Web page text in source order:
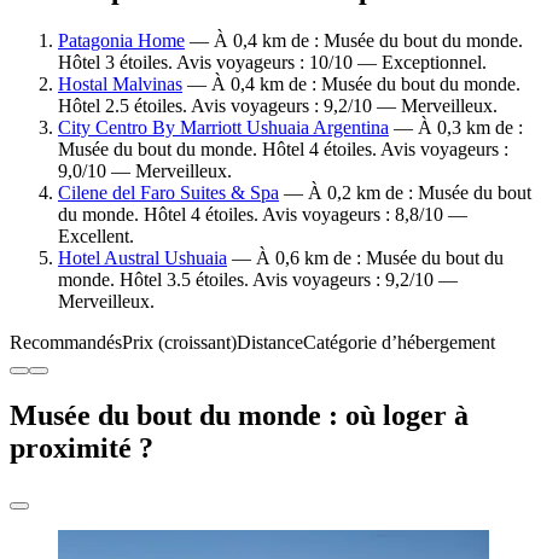
Patagonia Home — À 0,4 km de : Musée du bout du monde.
Hôtel 3 étoiles. Avis voyageurs : 10/10 — Exceptionnel.
Hostal Malvinas — À 0,4 km de : Musée du bout du monde.
Hôtel 2.5 étoiles. Avis voyageurs : 9,2/10 — Merveilleux.
City Centro By Marriott Ushuaia Argentina — À 0,3 km de :
Musée du bout du monde. Hôtel 4 étoiles. Avis voyageurs :
9,0/10 — Merveilleux.
Cilene del Faro Suites & Spa — À 0,2 km de : Musée du bout
du monde. Hôtel 4 étoiles. Avis voyageurs : 8,8/10 —
Excellent.
Hotel Austral Ushuaia — À 0,6 km de : Musée du bout du
monde. Hôtel 3.5 étoiles. Avis voyageurs : 9,2/10 —
Merveilleux.
RecommandésPrix (croissant)DistanceCatégorie d’hébergement
Musée du bout du monde : où loger à
proximité ?